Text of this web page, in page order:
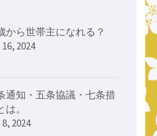
から世帯主になれる？
2024
通知・五条協議・七条措
は。
2024